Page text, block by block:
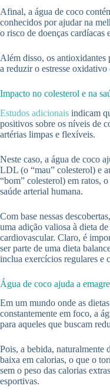
Afinal, a água de coco
conhecidos por ajudar na
o risco de doenças cardíacas
Além disso, os antioxidantes
a reduzir o estresse oxidativo
Impacto no colesterol e na
Estudos adicionais indicam
positivos sobre os níveis de
artérias limpas e flexíveis.
Neste caso, a água de coco
LDL (o “mau” colesterol) e
“bom” colesterol) em ratos,
saúde arterial humana.
Com base nessas
uma adição valiosa à dieta
cardiovascular. Claro, é
ser parte de uma dieta
inclua exercícios regulares e
Água de coco ajuda a
Em um mundo onde as
constantemente em foco, a
para aqueles que buscam
Pois, a bebida, naturalmente
baixa em calorias, o que o
sem o peso das calorias
esportivas.